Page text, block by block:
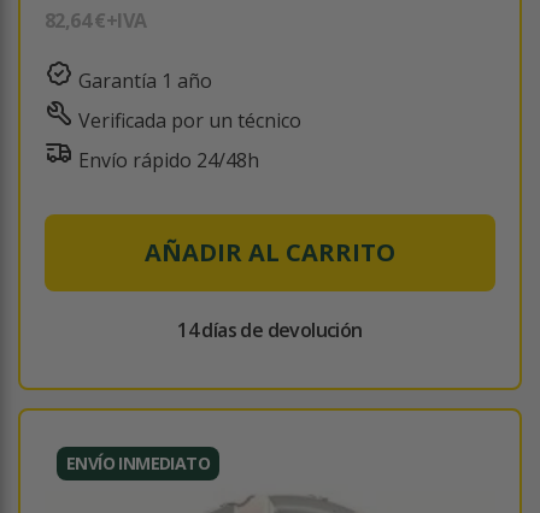
82,64 €+IVA
Garantía 1 año
Verificada por un técnico
Envío rápido 24/48h
AÑADIR AL CARRITO
14 días de devolución
ENVÍO INMEDIATO